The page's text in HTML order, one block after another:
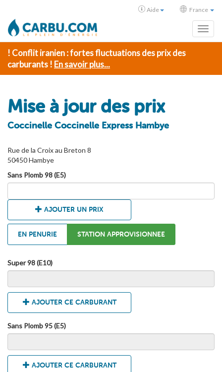
Aide France
! Conflit iranien : fortes fluctuations des prix des
carburants ! En savoir plus...
Mise à jour des prix
Coccinelle Coccinelle Express Hambye
Rue de la Croix au Breton 8
50450 Hambye
Sans Plomb 98 (E5)
AJOUTER UN PRIX
EN PENURIE STATION APPROVISIONNEE
Super 98 (E10)
AJOUTER CE CARBURANT
Sans Plomb 95 (E5)
AJOUTER CE CARBURANT